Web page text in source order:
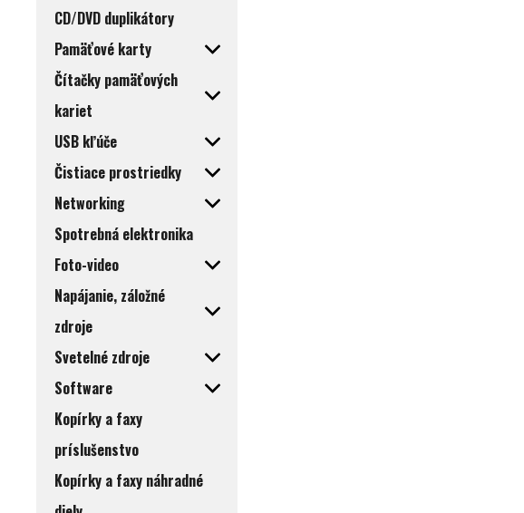
CD/DVD duplikátory
Pamäťové karty
Čítačky pamäťových
kariet
USB kľúče
Čistiace prostriedky
Networking
Spotrebná elektronika
Foto-video
Napájanie, záložné
zdroje
Svetelné zdroje
Software
Kopírky a faxy
príslušenstvo
Kopírky a faxy náhradné